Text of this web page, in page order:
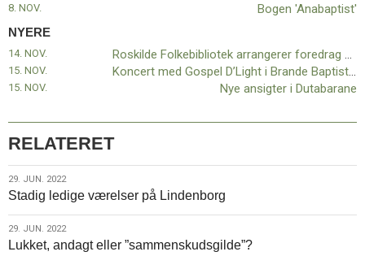
8. NOV. Bogen 'Anabaptist'
NYERE
Roskilde Folkebibliotek arrangerer foredrag om anabaptisterne
14. NOV.
Koncert med Gospel D’Light i Brande Baptistkirke
15. NOV.
Nye ansigter i Dutabarane
15. NOV.
RELATERET
29.
jun.
2022
29. JUN. 2022
Stadig ledige værelser på Lindenborg
29.
jun.
29. JUN. 2022
Lukket, andagt eller ”sammenskudsgilde”?